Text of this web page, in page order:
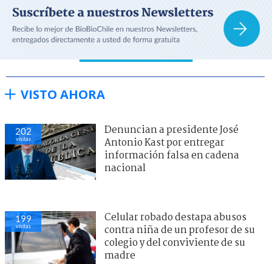
VISTO AHORA
202
visitas
Denuncian a presidente José
Antonio Kast por entregar
información falsa en cadena
nacional
199
visitas
Celular robado destapa abusos
contra niña de un profesor de su
colegio y del conviviente de su
madre